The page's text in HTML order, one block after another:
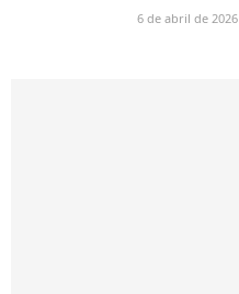
6 de abril de 2026